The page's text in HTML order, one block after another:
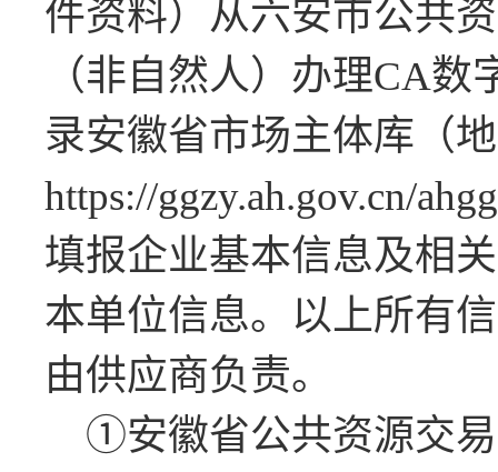
件资料）从六安市公共
（非自然人）办理CA数
录安徽省市场主体库（
https://ggzy.ah.gov.cn/
填报企业基本信息及相
本单位信息。以上所有
由供应商负责。
①安徽省公共资源交